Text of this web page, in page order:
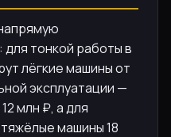
тонкой работы в
лёгкие машины от
эксплуатации —
млн ₽, а для
машины 18